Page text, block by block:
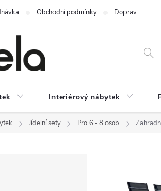
Obchodní podmínky Doprava
Interiérový nábytek
Jídelní sety Pro 6 - 8 osob